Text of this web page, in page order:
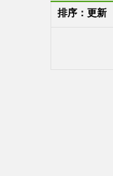
排序：更新